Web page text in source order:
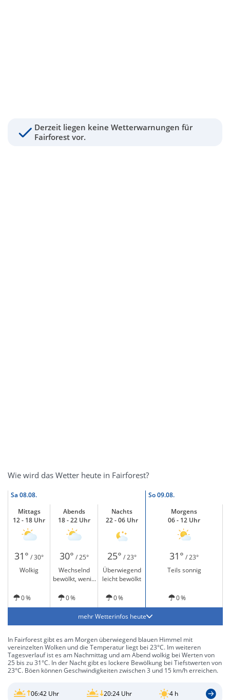
Derzeit liegen keine Wetterwarnungen für
Fairforest vor.
Wie wird das Wetter heute in Fairforest?
Sa 08.08. So09.08.
Mittags
12 - 18 Uhr
Abends
18 - 22 Uhr
Nachts
22 - 06 Uhr
Morgens
06 - 12 Uhr
31° / 30° 30° / 25° 25° / 23° 31° / 23°
Wolkig
Wechselnd
bewölkt, wenig
Überwiegend
leicht bewölkt
Teils sonnig
0 % 0 % 0 % 0 %
mehr Wetterinfos heute
In Fairforest gibt es am Morgen überwiegend blauen Himmel mit
vereinzelten Wolken und die Temperatur liegt bei 23°C. Im weiteren
Tagesverlauf ist es am Nachmittag und am Abend wolkig bei Werten von
25 bis zu 31°C. In der Nacht gibt es lockere Bewölkung bei Tiefstwerten von
23°C. Böen können Geschwindigkeiten zwischen 3 und 15 km/h erreichen.
06:42 Uhr 20:24 Uhr 4 h